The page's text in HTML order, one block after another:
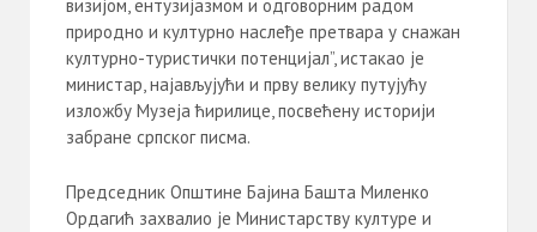
визијом, ентузијазмом и одговорним радом
природно и културно наслеђе претвара у снажан
културно-туристички потенцијал”, истакао је
министар, најављујући и прву велику путујућу
изложбу Музеја ћирилице, посвећену историји
забране српског писма.
Председник Општине Бајина Башта Миленко
Ордагић захвалио је Министарству културе и